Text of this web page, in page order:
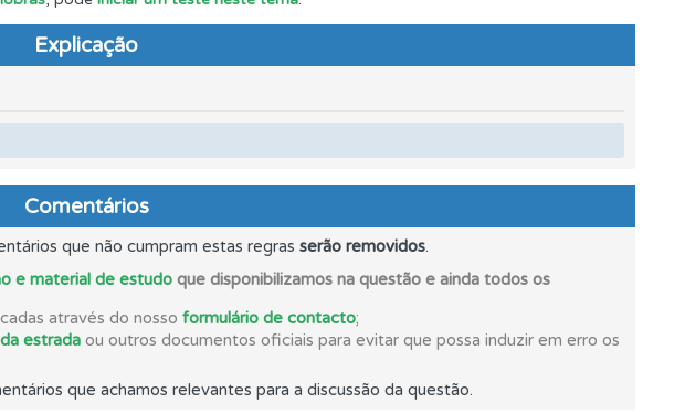
mais rapidamente.
na plataforma.
dúvidas.
e não voltou a responder.
Explicação
Comentários
que não cumpram estas regras serão removidos.
e material de estudo que disponibilizamos na questão e ainda todos os
através do nosso formulário de contacto;
estrada ou outros documentos oficiais para evitar que possa induzir em erro os
que achamos relevantes para a discussão da questão.